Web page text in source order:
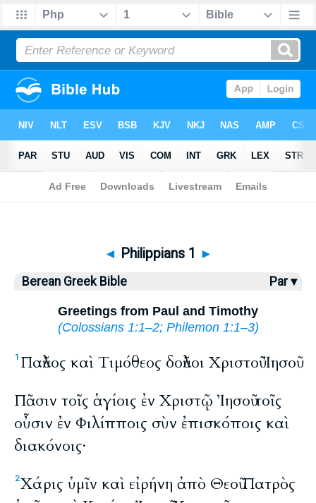
Bible>Berean Greek Bible > Philippians 1
◄ Philippians 1 ►
Berean Greek Bible Par ▾
Greetings from Paul and Timothy
(Colossians 1:1–2; Philemon 1:1–3)
1 Παῦλος καὶ Τιμόθεος δοῦλοι Χριστοῦ Ἰησοῦ
Πᾶσιν τοῖς ἁγίοις ἐν Χριστῷ Ἰησοῦ τοῖς
οὖσιν ἐν Φιλίπποις σὺν ἐπισκόποις καὶ
διακόνοις·
2Χάρις ὑμῖν καὶ εἰρήνη ἀπὸ Θεοῦ Πατρὸς